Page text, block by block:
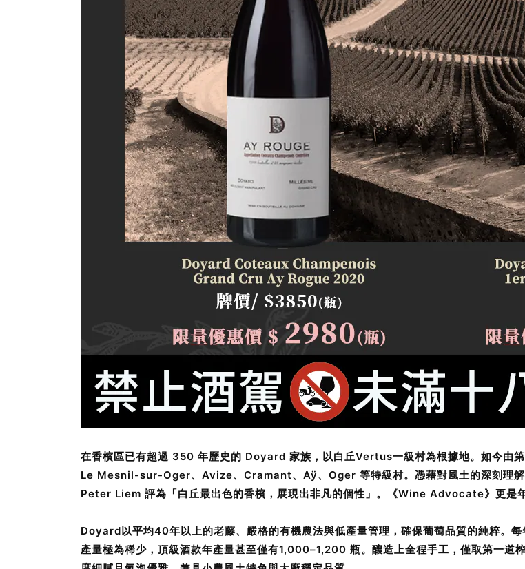
在香檳區已有超過 350 年歷史的 Doyard 家族，以白丘Vertus一級村為根據地。如今由
Le Mesnil-sur-Oger、Avize、Cramant、Aÿ、Oger 等特級村。憑藉對風土的深刻理解
Peter Liem 評為「白丘最出色的香檳，展現出非凡的個性」。《Wine Advocate》更是
Doyard以平均40年以上的老藤、嚴格的有機農法與低產量管理，確保葡萄品質的純粹。
產量極為稀少，頂級酒款年產量甚至僅有1,000–1,200 瓶。釀造上全程手工，僅取第一道